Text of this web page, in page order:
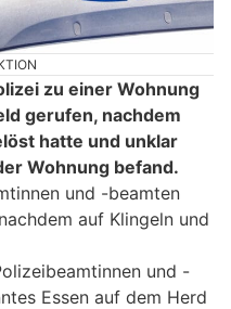
zu einer Wohnung
gerufen, nachdem
hatte und unklar
Wohnung befand.
und -beamten
auf Klingeln und
und -
Essen auf dem Herd